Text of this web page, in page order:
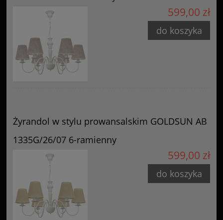
599,00 zł
do koszyka
Żyrandol w stylu prowansalskim GOLDSUN AB
1335G/26/07 6-ramienny
599,00 zł
do koszyka